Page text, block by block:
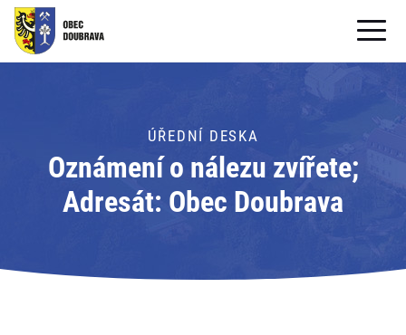
OBECNÍ ÚŘAD
PRO OBČANY
Formuláře ke stažení
PRO TURISTY
ÚŘEDNÍ DESKA
Oznámení o nálezu zvířete;
Adresát: Obec Doubrava